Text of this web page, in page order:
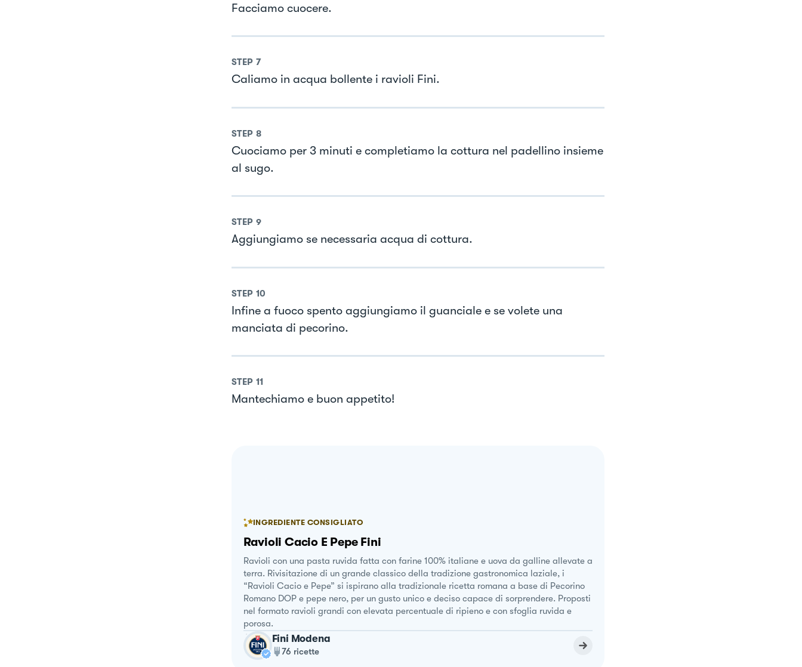
Facciamo cuocere.
STEP 7
Caliamo in acqua bollente i ravioli Fini.
STEP 8
Cuociamo per 3 minuti e completiamo la cottura nel padellino insieme
al sugo.
STEP 9
Aggiungiamo se necessaria acqua di cottura.
STEP 10
Infine a fuoco spento aggiungiamo il guanciale e se volete una
manciata di pecorino.
STEP 11
Mantechiamo e buon appetito!
INGREDIENTE CONSIGLIATO
Ravioli Cacio E Pepe Fini
Ravioli con una pasta ruvida fatta con farine 100% italiane e uova da galline allevate a
terra. Rivisitazione di un grande classico della tradizione gastronomica laziale, i
“Ravioli Cacio e Pepe” si ispirano alla tradizionale ricetta romana a base di Pecorino
Romano DOP e pepe nero, per un gusto unico e deciso capace di sorprendere. Proposti
nel formato ravioli grandi con elevata percentuale di ripieno e con sfoglia ruvida e
porosa.
Fini Modena
76 ricette